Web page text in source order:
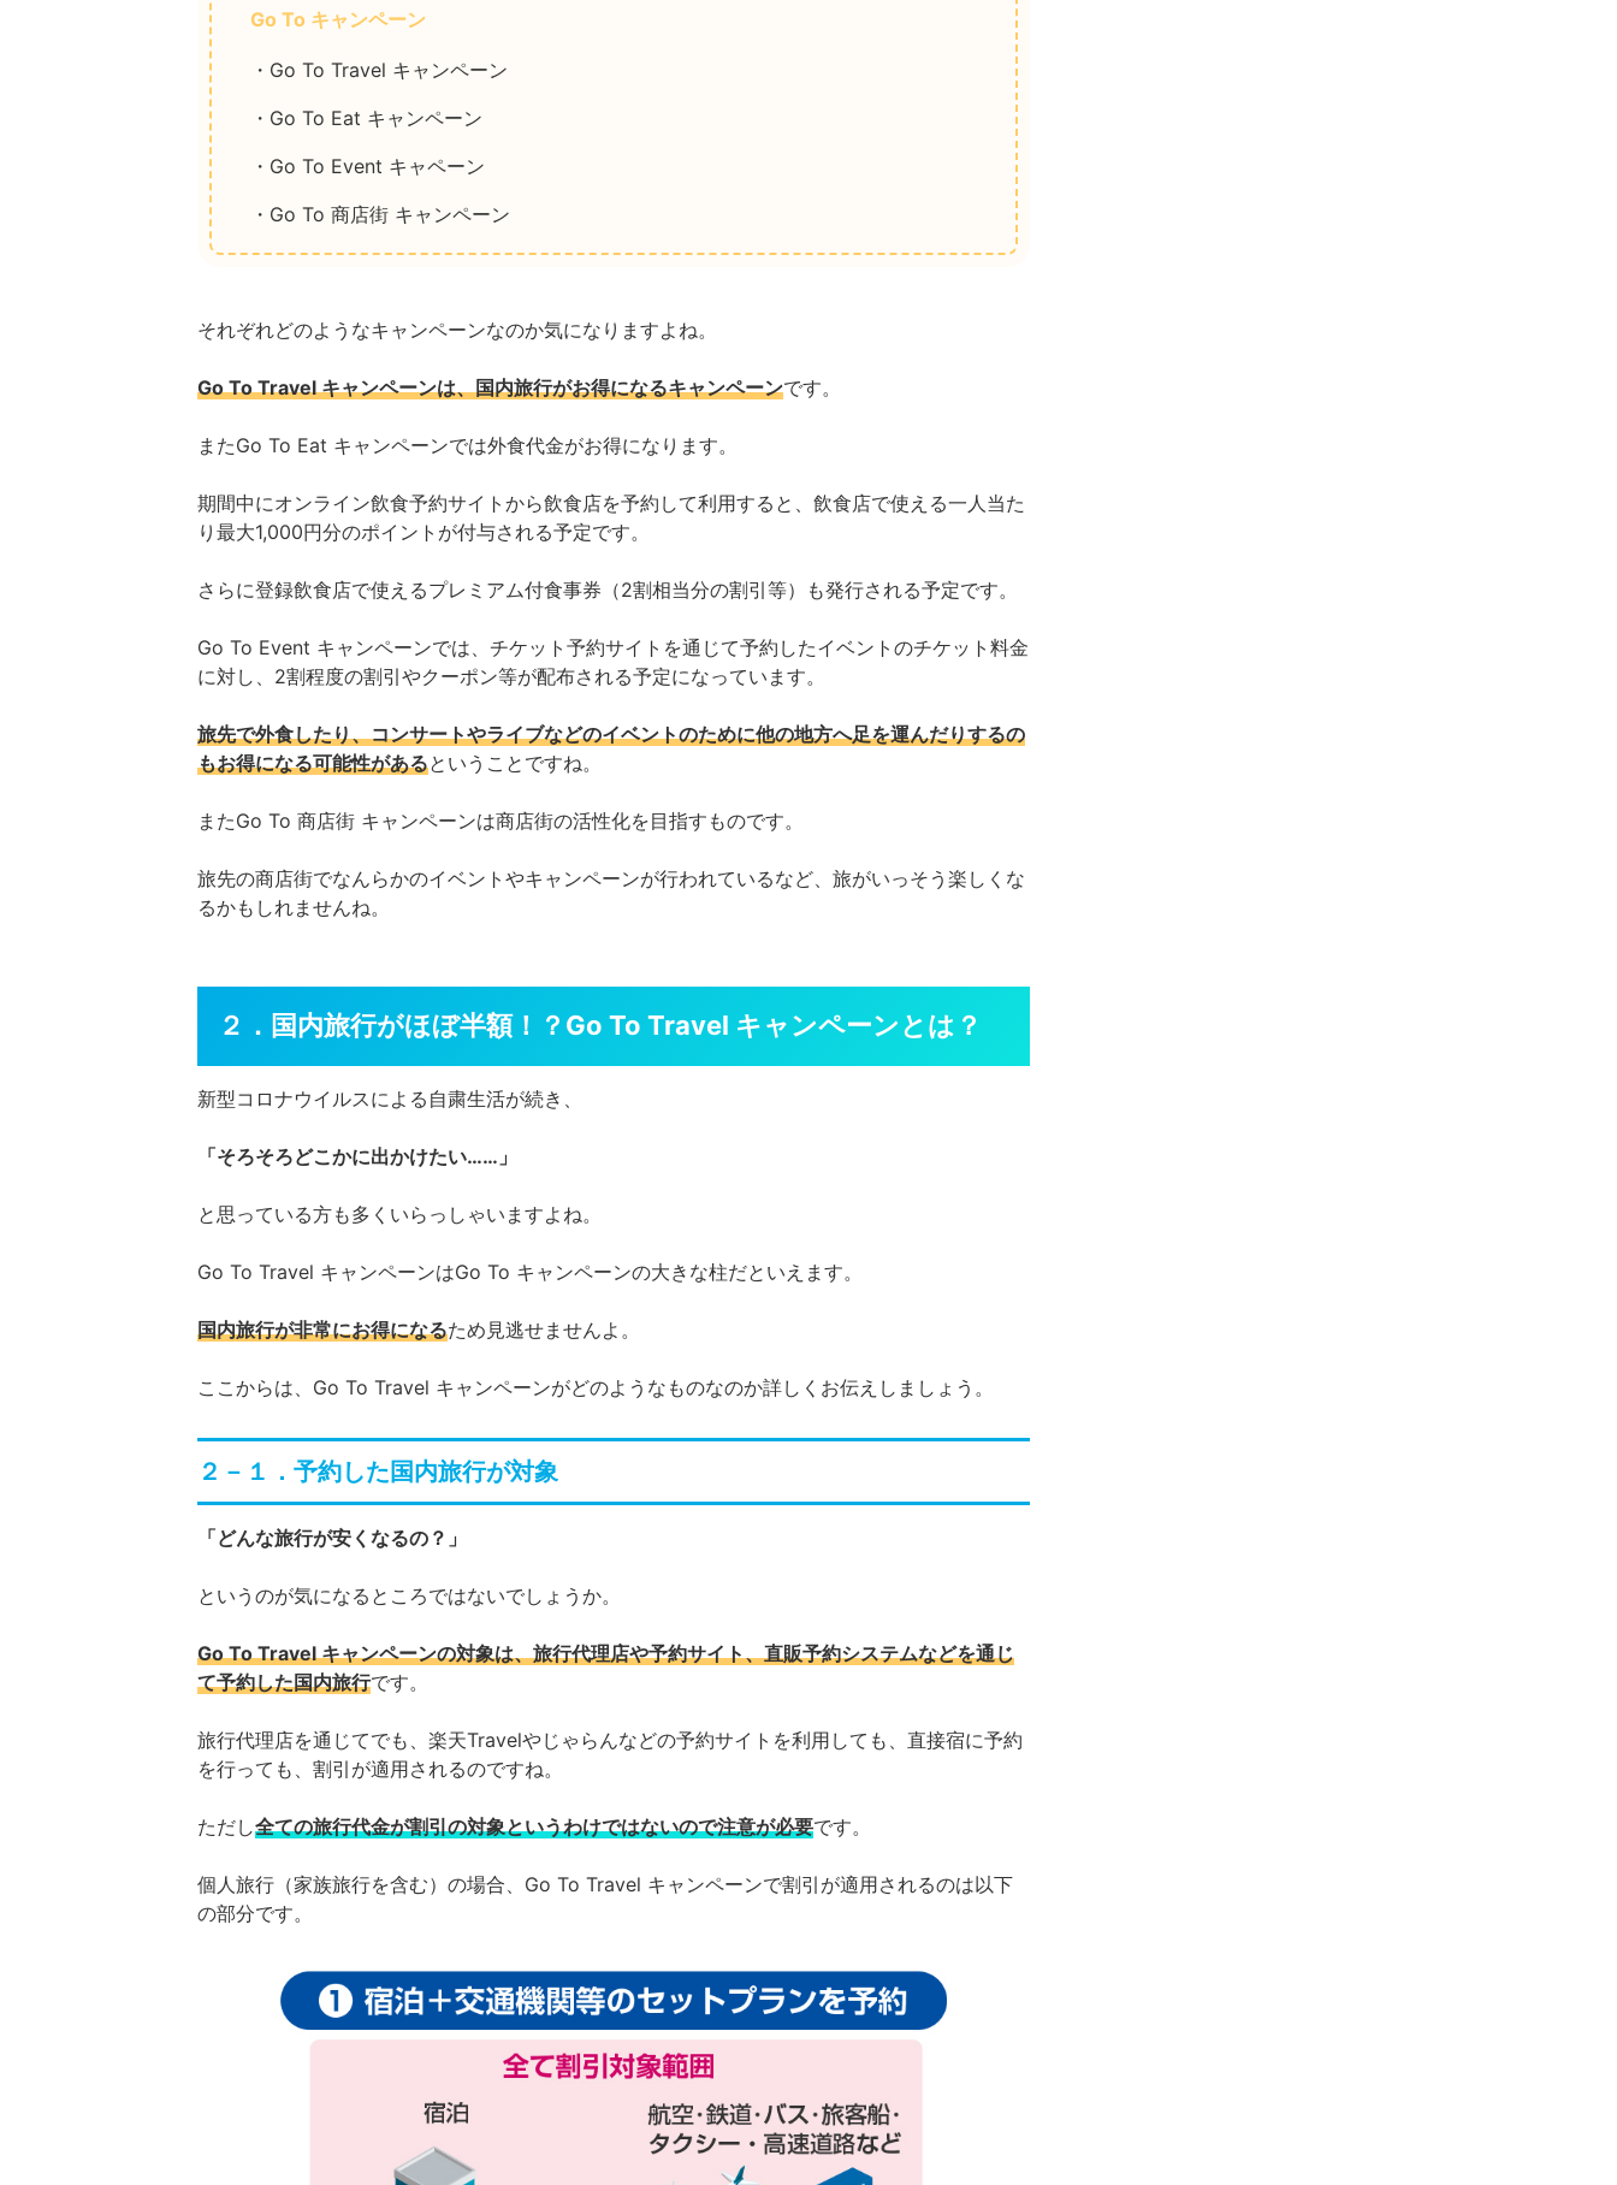
Go To キャンペーン
・Go To Travel キャンペーン
・Go To Eat キャンペーン
・Go To Event キャペーン
・Go To 商店街 キャンペーン
それぞれどのようなキャンペーンなのか気になりますよね。
Go To Travel キャンペーンは、国内旅行がお得になるキャンペーンです。
またGo To Eat キャンペーンでは外食代金がお得になります。
期間中にオンライン飲食予約サイトから飲食店を予約して利用すると、飲食店で使える一人当た
り最大1,000円分のポイントが付与される予定です。
さらに登録飲食店で使えるプレミアム付食事券（2割相当分の割引等）も発行される予定です。
Go To Event キャンペーンでは、チケット予約サイトを通じて予約したイベントのチケット料金
に対し、2割程度の割引やクーポン等が配布される予定になっています。
旅先で外食したり、コンサートやライブなどのイベントのために他の地方へ足を運んだりするの
もお得になる可能性があるということですね。
またGo To 商店街 キャンペーンは商店街の活性化を目指すものです。
旅先の商店街でなんらかのイベントやキャンペーンが行われているなど、旅がいっそう楽しくな
るかもしれませんね。
２．国内旅行がほぼ半額！？Go To Travel キャンペーンとは？
新型コロナウイルスによる自粛生活が続き、
「そろそろどこかに出かけたい……」
と思っている方も多くいらっしゃいますよね。
Go To Travel キャンペーンはGo To キャンペーンの大きな柱だといえます。
国内旅行が非常にお得になるため見逃せませんよ。
ここからは、Go To Travel キャンペーンがどのようなものなのか詳しくお伝えしましょう。
２－１．予約した国内旅行が対象
「どんな旅行が安くなるの？」
というのが気になるところではないでしょうか。
Go To Travel キャンペーンの対象は、旅行代理店や予約サイト、直販予約システムなどを通じ
て予約した国内旅行です。
旅行代理店を通じてでも、楽天Travelやじゃらんなどの予約サイトを利用しても、直接宿に予約
を行っても、割引が適用されるのですね。
ただし全ての旅行代金が割引の対象というわけではないので注意が必要です。
個人旅行（家族旅行を含む）の場合、Go To Travel キャンペーンで割引が適用されるのは以下
の部分です。